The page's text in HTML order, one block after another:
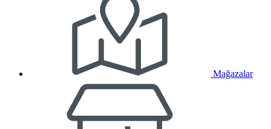
Mağazalar